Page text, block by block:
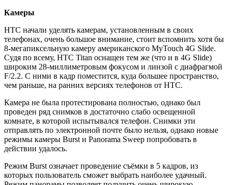
Камеры
HTC начали уделять камерам, установленным в своих
телефонах, очень большое внимание, стоит вспомнить хотя бы
8-мегапиксельную камеру американского MyTouch 4G Slide.
Судя по всему, HTC Titan оснащен тем же (что и в 4G Slide)
широким 28-миллиметровым фокусом и линзой с диафрагмой
F/2.2. С ними в кадр поместится, куда большее пространство,
чем раньше, на ранних версиях телефонов от HTC.
Камера не была протестирована полностью, однако был
проведен ряд снимков в достаточно слабо освещенной
комнате, в которой испытывался телефон. Снимки эти
отправлять по электронной почте было нельзя, однако новые
режимы камеры Burst и Panorama Sweep попробовать в
действии удалось.
Режим Burst означает проведение съёмки в 5 кадров, из
которых пользователь сможет выбрать наиболее удачный.